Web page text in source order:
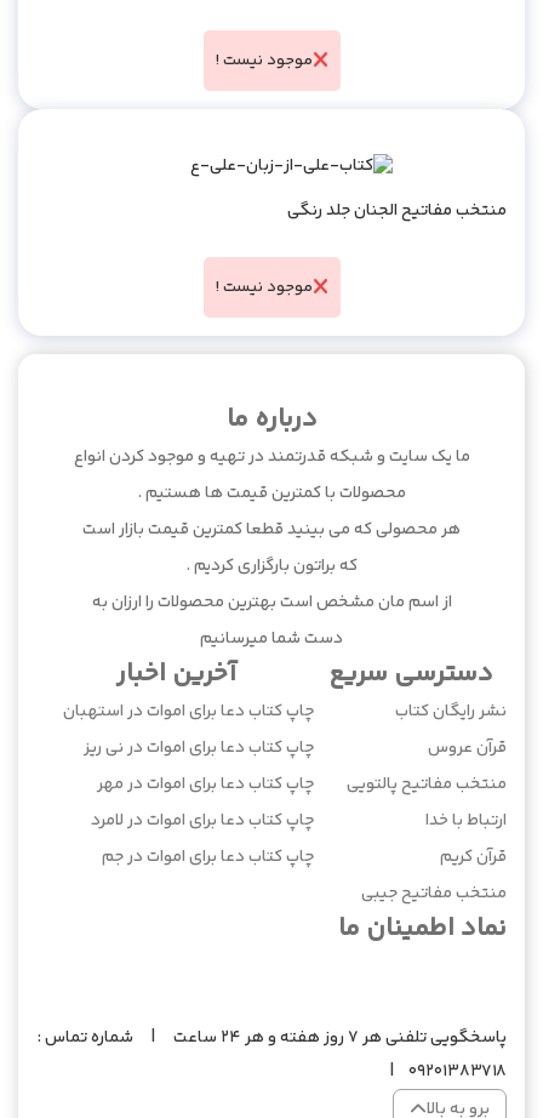
موجود نیست !
منتخب مفاتیح الجنان جلد رنگی
موجود نیست !
درباره ما
ما یک سایت و شبکه قدرتمند در تهیه و موجود کردن انواع
محصولات با کمترین قیمت ها هستیم .
هر محصولی که می بینید قطعا کمترین قیمت بازار است
که براتون بارگزاری کردیم .
از اسم مان مشخص است بهترین محصولات را ارزان به
دست شما میرسانیم
دسترسی سریع
نشر رایگان کتاب
قرآن عروس
منتخب مفاتیح پالتویی
ارتباط با خدا
قرآن کریم
منتخب مفاتیح جیبی
آخرین اخبار
چاپ کتاب دعا برای اموات در استهبان
چاپ کتاب دعا برای اموات در نی ریز
چاپ کتاب دعا برای اموات در مهر
چاپ کتاب دعا برای اموات در لامرد
چاپ کتاب دعا برای اموات در جم
نماد اطمینان ما
پاسخگویی تلفنی هر 7 روز هفته و هر 24 ساعت | شماره تماس :
09201383718 |
برو به بالا